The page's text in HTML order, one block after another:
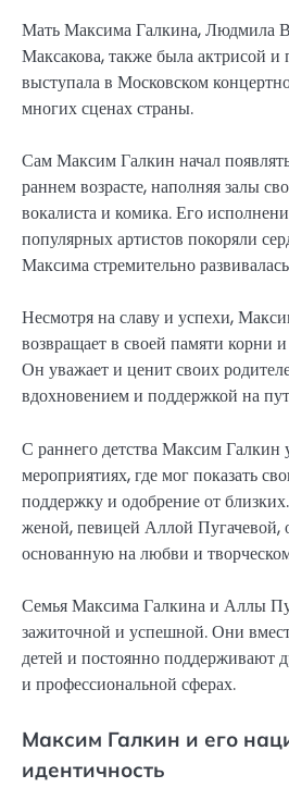
Мать Максима Галкина, Людмила
Максакова, также была актрисой
выступала в Московском
многих сценах страны.
Сам Максим Галкин начал
раннем возрасте, наполняя залы
вокалиста и комика. Его
популярных артистов покоряли
Максима стремительно
Несмотря на славу и успехи,
возвращает в своей памяти корни
Он уважает и ценит своих
вдохновением и поддержкой на
С раннего детства Максим Галкин
мероприятиях, где мог показать
поддержку и одобрение от
женой, певицей Аллой Пугачевой,
основанную на любви и
Семья Максима Галкина и Аллы
зажиточной и успешной. Они
детей и постоянно поддерживают
и профессиональной сферах.
Максим Галкин и его
идентичность